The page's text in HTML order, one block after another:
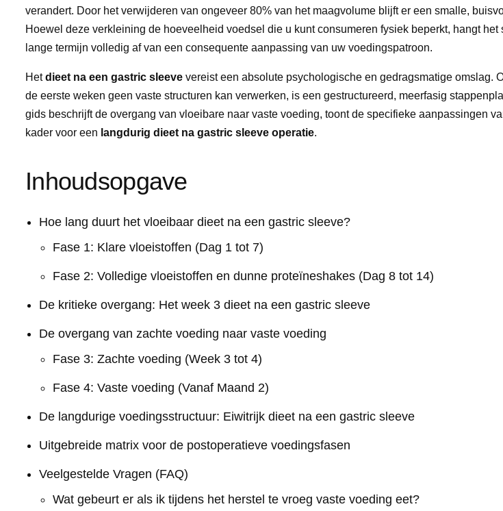
verandert. Door het verwijderen van ongeveer 80% van het maagvolume blijft er een smalle,
Hoewel deze verkleining de hoeveelheid voedsel die u kunt consumeren fysiek beperkt, hangt
lange termijn volledig af van een consequente aanpassing van uw voedingspatroon.
Hetdieet na een gastric sleeve vereist een absolute psychologische en gedragsmatige omslag.
de eerste weken geen vaste structuren kan verwerken, is een gestructureerd, meerfasig
gids beschrijft de overgang van vloeibare naar vaste voeding, toont de specifieke aanpassingen
kader voor een langdurig dieet na gastric sleeve operatie.
Inhoudsopgave
Hoe lang duurt het vloeibaar dieet na een gastric sleeve?
Fase 1: Klare vloeistoffen (Dag 1 tot 7)
Fase 2: Volledige vloeistoffen en dunne proteïneshakes (Dag 8 tot 14)
De kritieke overgang: Het week 3 dieet na een gastric sleeve
De overgang van zachte voeding naar vaste voeding
Fase 3: Zachte voeding (Week 3 tot 4)
Fase 4: Vaste voeding (Vanaf Maand 2)
De langdurige voedingsstructuur: Eiwitrijk dieet na een gastric sleeve
Uitgebreide matrix voor de postoperatieve voedingsfasen
Veelgestelde Vragen (FAQ)
Wat gebeurt er als ik tijdens het herstel te vroeg vaste voeding eet?